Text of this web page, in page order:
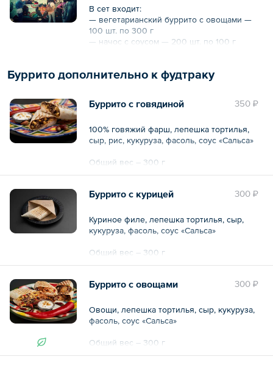
— вода минеральная — 60 шт. по 500 мл
Для выезда, требуется наличие розетки:
Силовая розетка 32А, 380В, 10кВт
В сет входит:
— вегетарианский буррито с овощами —
100 шт. по 300 г
— начос с соусом — 200 шт. по 100 г
500 мл
Силовая розетка 32А, 380В, 10кВт
Буррито дополнительно к фудтраку
350 ₽
Буррито с говядиной
100% говяжий фарш, лепешка тортилья,
сыр, рис, кукуруза, фасоль, соус «Сальса»
Общий вес – 300 г
300 ₽
Буррито с курицей
Куриное филе, лепешка тортилья, сыр,
кукуруза, фасоль, соус «Сальса»
Общий вес – 300 г
300 ₽
Буррито с овощами
Овощи, лепешка тортилья, сыр, кукуруза,
фасоль, соус «Сальса»
Общий вес – 300 г